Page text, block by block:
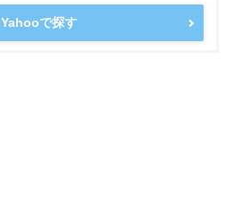
Yahooで探す